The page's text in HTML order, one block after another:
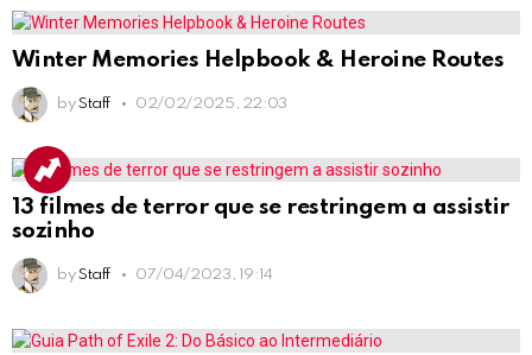
Winter Memories Helpbook & Heroine Routes
by Staff 02/02/2025, 22:03
13 filmes de terror que se restringem a assistir
sozinho
by Staff 07/04/2023, 19:14